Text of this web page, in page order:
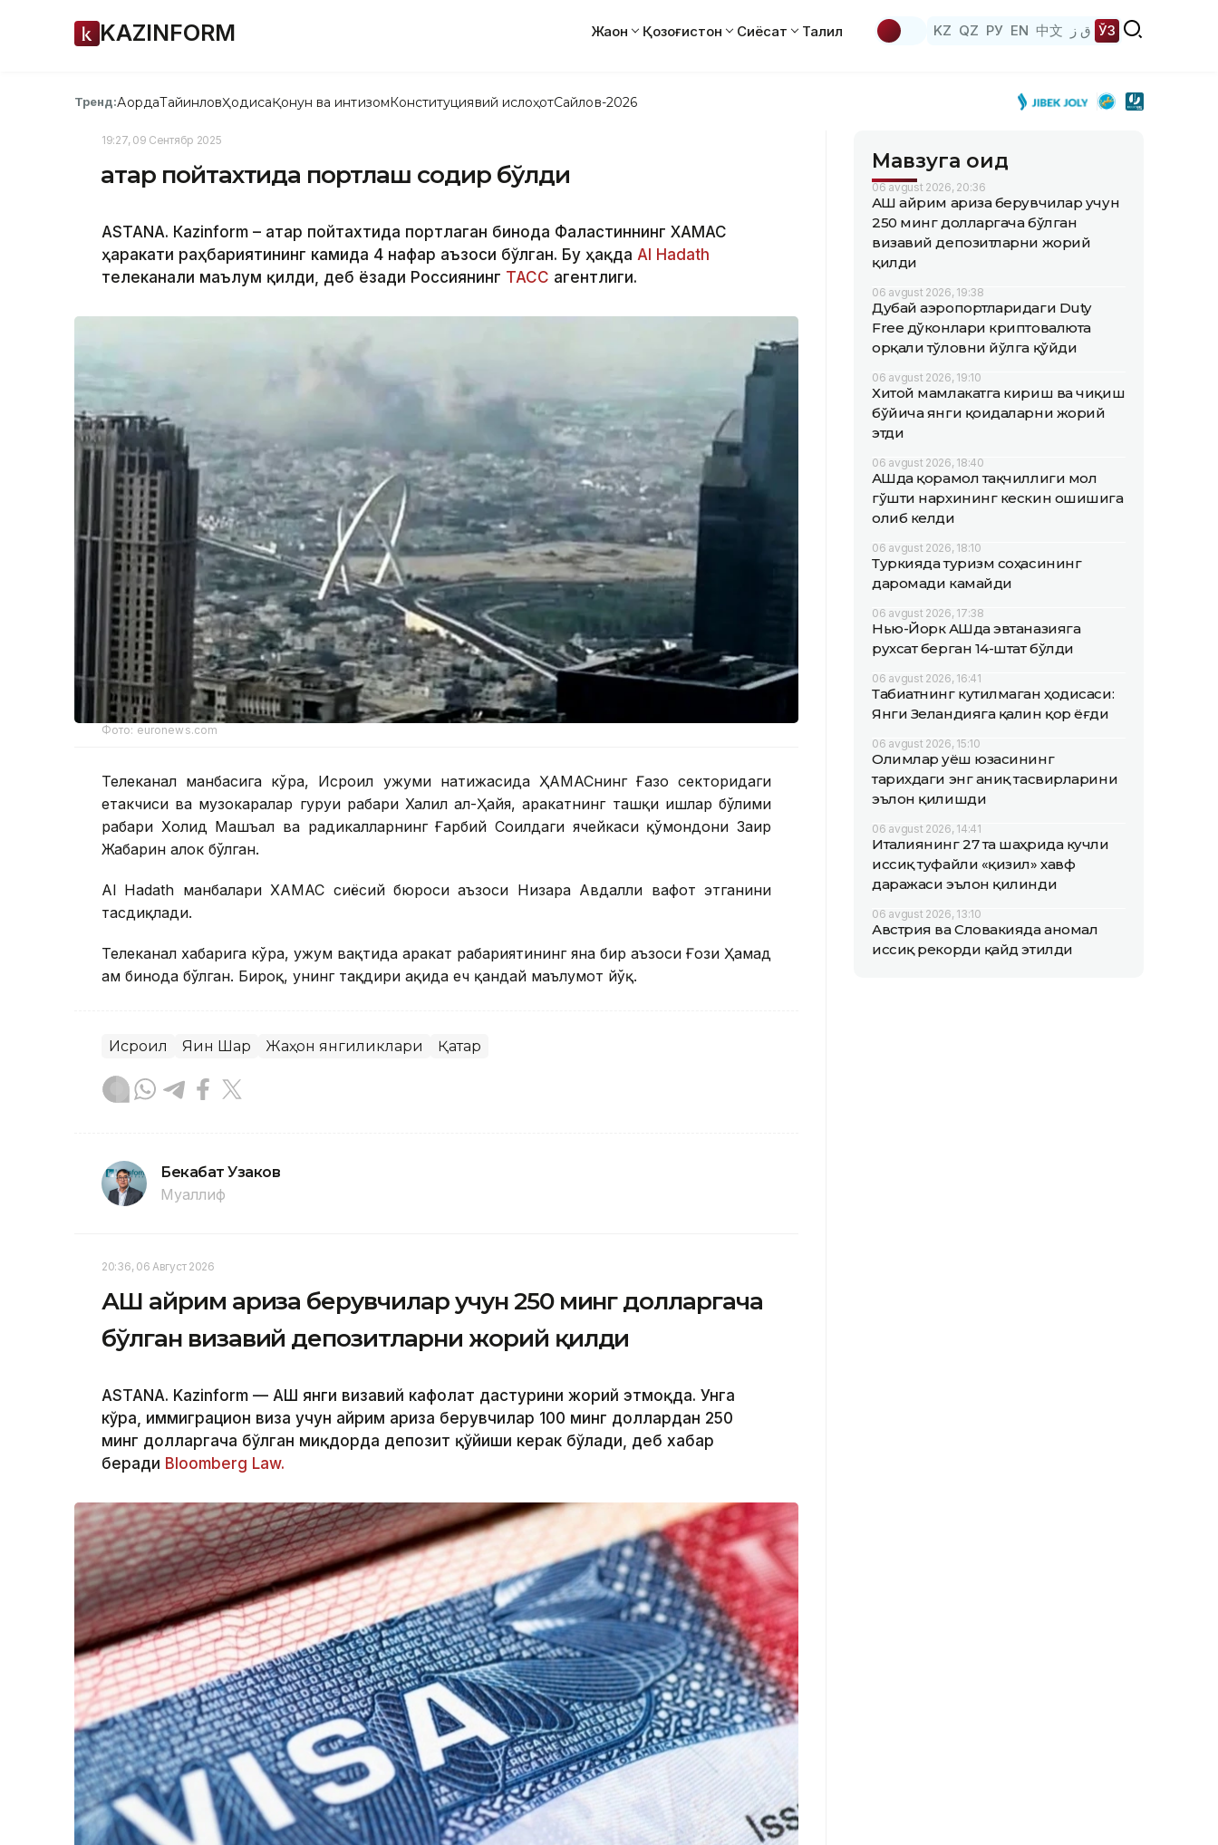
KAZINFORM Жаҳон Қозоғистон Сиёсат Таҳлил KZ QZ РУ EN 中文 ق ز ЎЗ
Тренд:АқордаТайинловҲодисаҚонун ва интизомКонституциявий ислоҳотСайлов-2026
19:27, 09 Сентябр 2025
Қатар пойтахтида портлаш содир бўлди
ASTANА. Кazinform – Қатар пойтахтида портлаган бинода Фаластиннинг ХАМАС
ҳаракати раҳбариятининг камида 4 нафар аъзоси бўлган. Бу ҳақда Al Hadath
телеканали маълум қилди, деб ёзади Россиянинг ТАСС агентлиги.
Фото: euronews.com
Телеканал манбасига кўра, Исроил ҳужуми натижасида ҲАМАСнинг Ғазо секторидаги
етакчиси ва музокаралар гуруҳи раҳбари Халил ал-Ҳайя, ҳаракатнинг ташқи ишлар бўлими
раҳбари Холид Машъал ва радикалларнинг Ғарбий Соҳилдаги ячейкаси қўмондони Заҳир
Жабарин ҳалок бўлган.
Al Hadath манбалари ХАМАС сиёсий бюроси аъзоси Низара Авдалли вафот этганини
тасдиқлади.
Телеканал хабарига кўра, ҳужум вақтида ҳаракат раҳбариятининг яна бир аъзоси Ғози Ҳамад
ҳам бинода бўлган. Бироқ, унинг тақдири ҳақида ҳеч қандай маълумот йўқ.
Исроил Яқин Шарқ Жаҳон янгиликлари Қатар
Бекабат Узаков
Муаллиф
20:36, 06 Август 2026
АҚШ айрим ариза берувчилар учун 250 минг долларгача
бўлган визавий депозитларни жорий қилди
ASTANA. Kazinform — АҚШ янги визавий кафолат дастурини жорий этмоқда. Унга
кўра, иммиграцион виза учун айрим ариза берувчилар 100 минг доллардан 250
минг долларгача бўлган миқдорда депозит қўйиши керак бўлади, деб хабар
беради Bloomberg Law.
Мавзуга оид
06 avgust 2026, 20:36
АҚШ айрим ариза берувчилар учун
250 минг долларгача бўлган
визавий депозитларни жорий
қилди
06 avgust 2026, 19:38
Дубай аэропортларидаги Duty
Free дўконлари криптовалюта
орқали тўловни йўлга қўйди
06 avgust 2026, 19:10
Хитой мамлакатга кириш ва чиқиш
бўйича янги қоидаларни жорий
этди
06 avgust 2026, 18:40
АҚШда қорамол тақчиллиги мол
гўшти нархининг кескин ошишига
олиб келди
06 avgust 2026, 18:10
Туркияда туризм соҳасининг
даромади камайди
06 avgust 2026, 17:38
Нью-Йорк АҚШда эвтаназияга
рухсат берган 14-штат бўлди
06 avgust 2026, 16:41
Табиатнинг кутилмаган ҳодисаси:
Янги Зеландияга қалин қор ёғди
06 avgust 2026, 15:10
Олимлар Қуёш юзасининг
тарихдаги энг аниқ тасвирларини
эълон қилишди
06 avgust 2026, 14:41
Италиянинг 27 та шаҳрида кучли
иссиқ туфайли «қизил» хавф
даражаси эълон қилинди
06 avgust 2026, 13:10
Австрия ва Словакияда аномал
иссиқ рекорди қайд этилди